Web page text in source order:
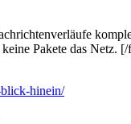
Pakete das Netz.
blick-hinein/